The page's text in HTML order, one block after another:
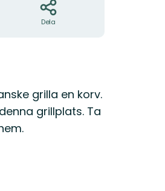
Dela
grilla en korv.
grillplats. Ta